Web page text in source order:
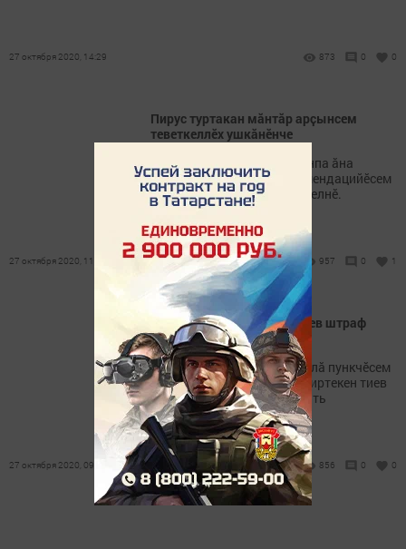
27 октября 2020, 14:29 873 0 0
Пирус туртакан мӑнтӑр арҫынсем
теветкеллӗх ушкӑнӗнче
Ҫак чир Раҫҫее тапӑннӑранпа ӑна
сиплемелли клиника рекомендацийӗсем
ҫур ҫул хушшинче 9 хут ҫӗнелнӗ.
27 октября 2020, 11:39 957 0 1
Кирлинчен йывӑртарах тиев штраф
патне илсе ҫитерет
Виҫепе габаритӑн автоматлӑ пункчӗсем
урлӑ иртнӗ май, нормӑран иртекен тиев
ятарлӑ табло ҫинче курӑнать
27 октября 2020, 09:41 856 0 0